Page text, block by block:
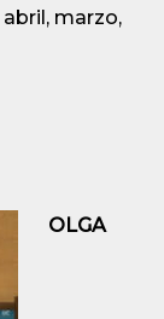
marzo,
OLGA